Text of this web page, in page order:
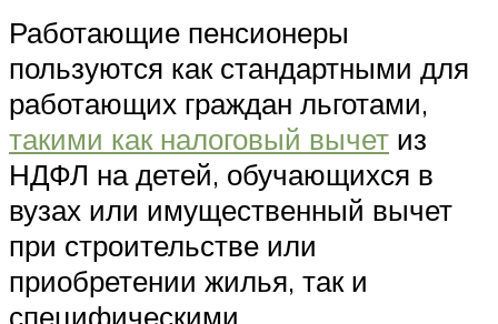
Работающие пенсионеры
пользуются как стандартными для
работающих граждан льготами,
такими как налоговый вычет из
НДФЛ на детей, обучающихся в
вузах или имущественный вычет
при строительстве или
приобретении жилья, так и
специфическими.